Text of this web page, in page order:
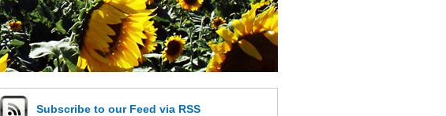
Subscribe to our Feed via RSS